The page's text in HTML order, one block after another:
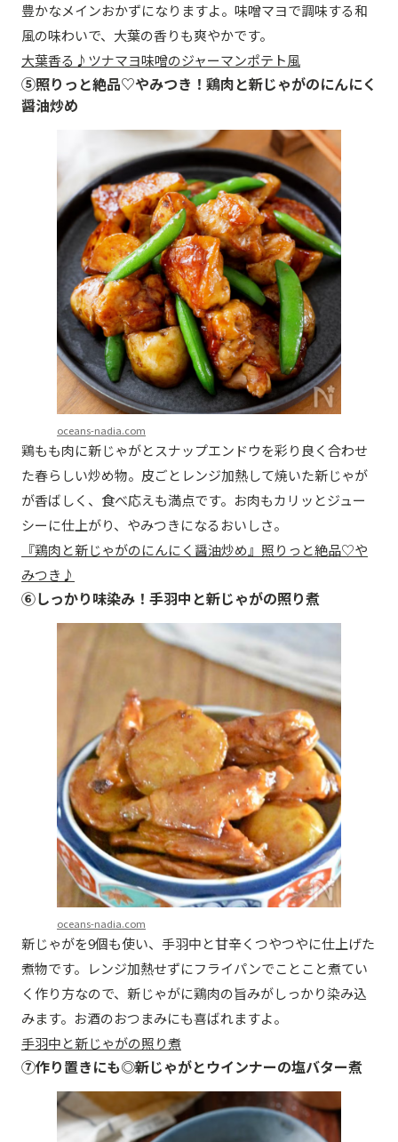
豊かなメインおかずになりますよ。味噌マヨで調味する和
風の味わいで、大葉の香りも爽やかです。
大葉香る♪ツナマヨ味噌のジャーマンポテト風
⑤照りっと絶品♡やみつき！鶏肉と新じゃがのにんにく
醤油炒め
oceans-nadia.com
鶏もも肉に新じゃがとスナップエンドウを彩り良く合わせ
た春らしい炒め物。皮ごとレンジ加熱して焼いた新じゃが
が香ばしく、食べ応えも満点です。お肉もカリッとジュー
シーに仕上がり、やみつきになるおいしさ。
『鶏肉と新じゃがのにんにく醤油炒め』照りっと絶品♡や
みつき♪
⑥しっかり味染み！手羽中と新じゃがの照り煮
oceans-nadia.com
新じゃがを9個も使い、手羽中と甘辛くつやつやに仕上げた
煮物です。レンジ加熱せずにフライパンでことこと煮てい
く作り方なので、新じゃがに鶏肉の旨みがしっかり染み込
みます。お酒のおつまみにも喜ばれますよ。
手羽中と新じゃがの照り煮
⑦作り置きにも◎新じゃがとウインナーの塩バター煮